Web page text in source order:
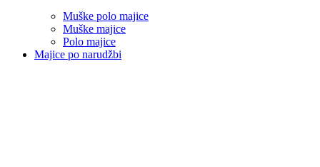
Muške polo majice
Muške majice
Polo majice
Majice po narudžbi